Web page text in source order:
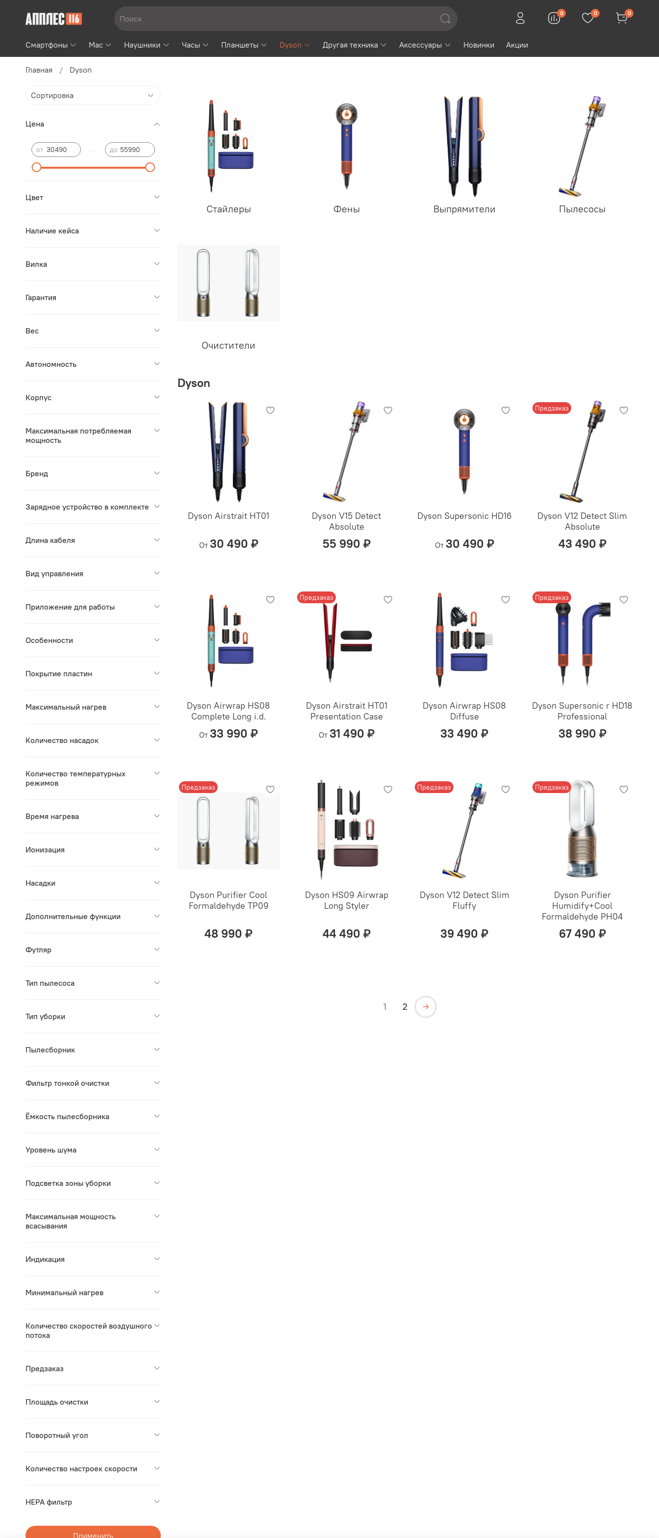
0 0 0
Смартфоны Mac Наушники Часы Планшеты Dyson Другая техника Аксессуары Новинки Акции
Главная Dyson
Стайлеры Фены Выпрямители Пылесосы
Очистители
Dyson
Dyson Airstrait HT01
От 30 490 ₽
Dyson V15 Detect
Absolute
55 990 ₽
Dyson Supersonic HD16
От 30 490 ₽
Предзаказ
Dyson V12 Detect Slim
Absolute
43 490 ₽
Dyson Airwrap HS08
Complete Long i.d.
От 33 990 ₽
Предзаказ
Dyson Airstrait HT01
Presentation Case
От 31 490 ₽
Dyson Airwrap HS08
Diffuse
33 490 ₽
Предзаказ
Dyson Supersonic r HD18
Professional
38 990 ₽
Предзаказ
Dyson Purifier Cool
Formaldehyde TP09
48 990 ₽
Dyson HS09 Airwrap
Long Styler
44 490 ₽
Предзаказ
Dyson V12 Detect Slim
Fluffy
39 490 ₽
Предзаказ
Dyson Purifier
Humidify+Cool
Formaldehyde PH04
67 490 ₽
1 2
Цена
от до
Цвет
Наличие кейса
Вилка
Гарантия
Вес
Автономность
Корпус
Максимальная потребляемая
мощность
Бренд
Зарядное устройство в комплекте
Длина кабеля
Вид управления
Приложение для работы
Особенности
Покрытие пластин
Максимальный нагрев
Количество насадок
Количество температурных
режимов
Время нагрева
Ионизация
Насадки
Дополнительные функции
Футляр
Тип пылесоса
Тип уборки
Пылесборник
Фильтр тонкой очистки
Ёмкость пылесборника
Уровень шума
Подсветка зоны уборки
Максимальная мощность
всасывания
Индикация
Минимальный нагрев
Количество скоростей воздушного
потока
Предзаказ
Площадь очистки
Поворотный угол
Количество настроек скорости
HEPA фильтр
Применить